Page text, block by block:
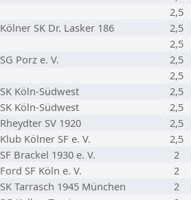
2,5
Kölner SK Dr. Lasker 186 2,5
2,5
SG Porz e. V. 2,5
2,5
SK Köln-Südwest 2,5
SK Köln-Südwest 2,5
Rheydter SV 1920 2,5
Klub Kölner SF e. V. 2,5
SF Brackel 1930 e. V. 2
Ford SF Köln e. V. 2
SK Tarrasch 1945 München 2